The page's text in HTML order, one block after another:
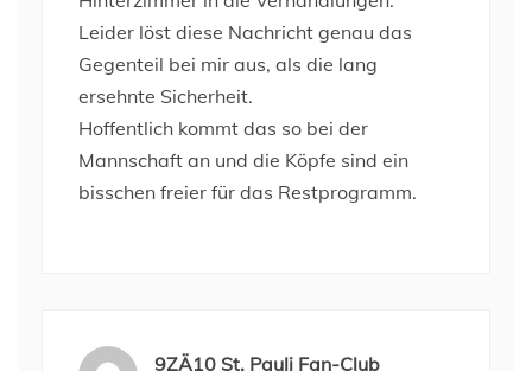
Leider löst diese Nachricht genau das
Gegenteil bei mir aus, als die lang
ersehnte Sicherheit.
Hoffentlich kommt das so bei der
Mannschaft an und die Köpfe sind ein
bisschen freier für das Restprogramm.
9ZÄ10 St. Pauli Fan-Club